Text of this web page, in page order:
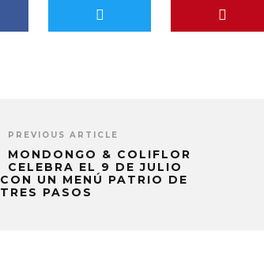
PREVIOUS ARTICLE
MONDONGO & COLIFLOR
CELEBRA EL 9 DE JULIO
CON UN MENÚ PATRIO DE
TRES PASOS